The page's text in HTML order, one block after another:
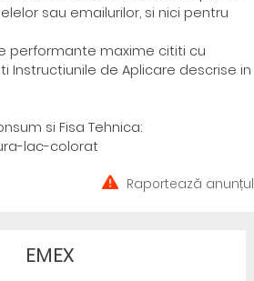
sau emailurilor, si nici pentru
performante maxime cititi cu
Instructiunile de Aplicare descrise in
si Fisa Tehnica:
lac-colorat
Raportează anunțul
EMEX